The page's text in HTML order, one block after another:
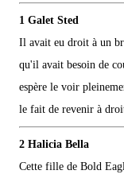
1 Galet Sted
Il avait eu droit à un
qu'il avait besoin de
espère le voir
le fait de revenir à
2 Halicia Bella
Cette fille de Bold